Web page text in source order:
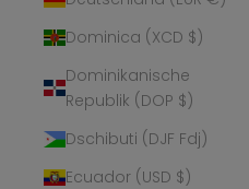
Dominica (XCD $)
Dominikanische
Republik (DOP $)
Dschibuti (DJF Fdj)
Ecuador (USD $)